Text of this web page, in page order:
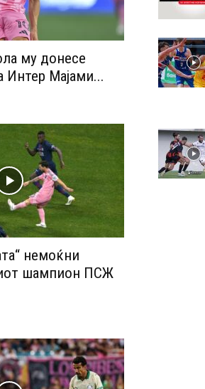
му донесе
Интер Мајами...
немоќни
шампион ПСЖ